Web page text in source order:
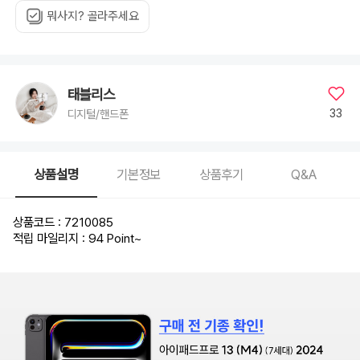
뭐사지? 골라주세요
태블리스
디지털/핸드폰 33
상품설명 기본정보 상품후기 Q&A
상품코드 : 7210085
적립 마일리지 : 94 Point~